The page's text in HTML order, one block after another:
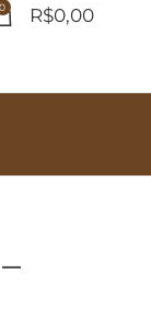
0 R$0,00